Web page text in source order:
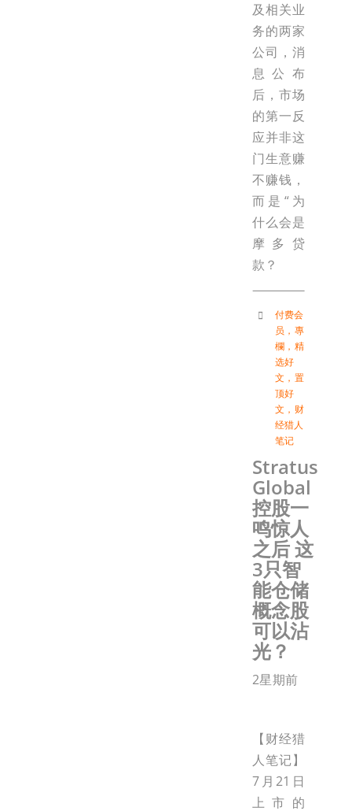
及相关业
务的两家
公司，消
息公布
后，市场
的第一反
应并非这
门生意赚
不赚钱，
而是“为
什么会是
摩多贷
款？
付费会
员 ， 專
欄 ， 精
选好
文 ， 置
顶好
文 ， 财
经猎人
笔记
Stratus
Global
控股一
鸣惊人
之后 这
3只智
能仓储
概念股
可以沾
光？
2星期前
【财经猎
人笔记】
7月21日
上市的